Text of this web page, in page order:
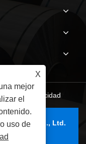
de privacidad
Steel Co., Ltd.
X
mejor
el
uso de